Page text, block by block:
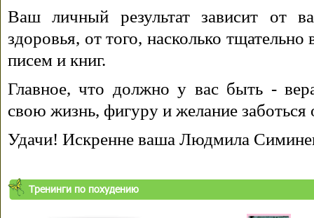
Ваш личный результат зависит от
здоровья, от того, насколько
писем и книг.
Главное, что должно у вас быть -
свою жизнь, фигуру и желание заботься
Удачи! Искренне ваша Людмила
Тренинги по похудению